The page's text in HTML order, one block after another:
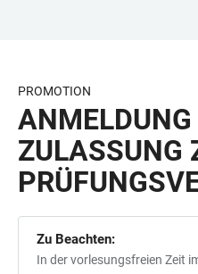
BARRIEREFREIHEIT
PROMOTION
ANMELDUNG
ZULASSUNG
Zu Beachten:
In der vorlesungsfreien Zeit